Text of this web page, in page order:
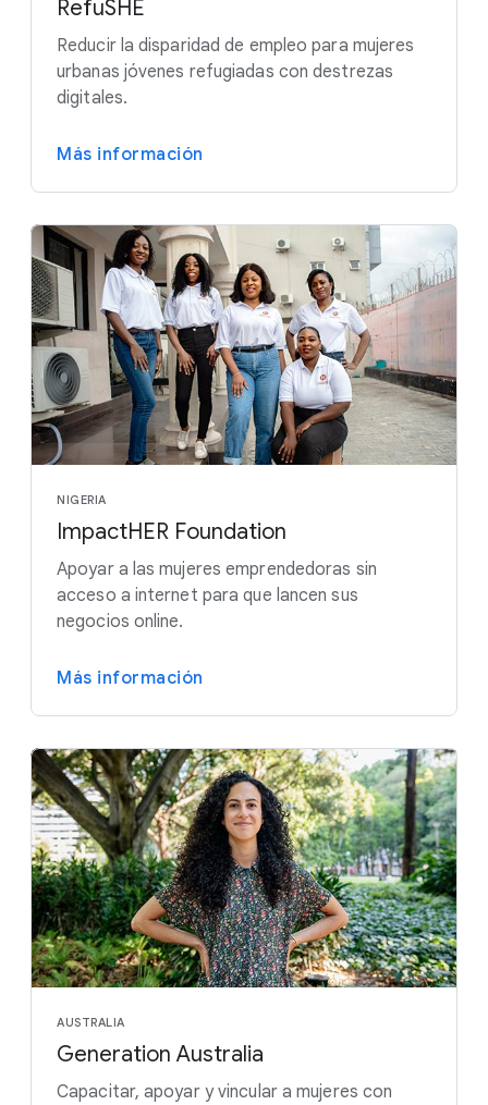
RefuSHE
Reducir la disparidad de empleo para mujeres
urbanas jóvenes refugiadas con destrezas
digitales.
Más información
NIGERIA
ImpactHER Foundation
Apoyar a las mujeres emprendedoras sin
acceso a internet para que lancen sus
negocios online.
Más información
AUSTRALIA
Generation Australia
Capacitar, apoyar y vincular a mujeres con